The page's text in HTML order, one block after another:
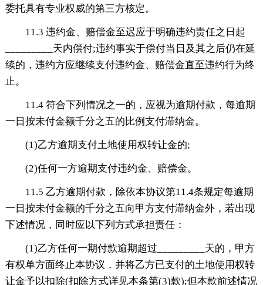
委托具有专业权威的第三方核定。
11.3 违约金、赔偿金至迟应于明确违约责任之日起
_________天内偿付;违约事实于偿付当日及其之后仍在延
续的，违约方应继续支付违约金、赔偿金直至违约行为终
止。
11.4 符合下列情况之一的，应视为逾期付款，每逾期
一日按未付金额千分之五的比例支付滞纳金。
(1)乙方逾期支付土地使用权转让金的;
(2)任何一方逾期支付违约金、赔偿金。
11.5 乙方逾期付款，除依本协议第11.4条规定每逾期
一日按未付金额的千分之五向甲方支付滞纳金外，若出现
下述情况，同时应以下列方式承担责任：
(1)乙方任何一期付款逾期超过_________天的，甲方
有权单方面终止本协议，并将乙方已支付的土地使用权转
让金予以扣除(扣除方式详见本条第(3)款);但本款前述情况